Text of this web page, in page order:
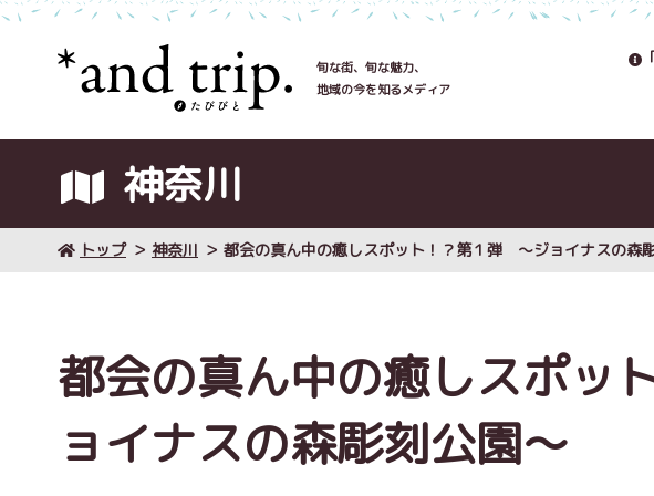
旬な街、旬な魅力、
地域の今を知るメディア
神奈川
トップ 神奈川 都会の真ん中の癒しスポット！？第１弾 ～ジョイナスの森
都会の真ん中の癒しスポ
ョイナスの森彫刻公園～